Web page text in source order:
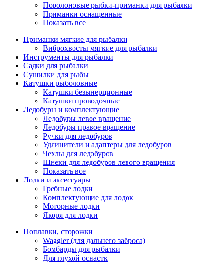
Поролоновые рыбки-приманки для рыбалки
Приманки оснащенные
Показать все
Приманки мягкие для рыбалки
Виброхвосты мягкие для рыбалки
Инструменты для рыбалки
Садки для рыбалки
Сушилки для рыбы
Катушки рыболовные
Катушки безынерционные
Катушки проводочные
Ледобуры и комплектующие
Ледобуры левое вращение
Ледобуры правое вращение
Ручки для ледобуров
Удлинители и адаптеры для ледобуров
Чехлы для ледобуров
Шнеки для ледобуров левого вращения
Показать все
Лодки и аксессуары
Гребные лодки
Комплектующие для лодок
Моторные лодки
Якоря для лодки
Поплавки, сторожки
Waggler (для дальнего заброса)
Бомбарды для рыбалки
Для глухой оснастк